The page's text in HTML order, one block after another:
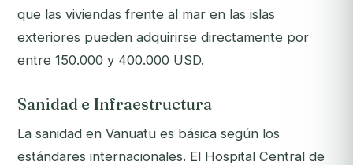
que las viviendas frente al mar en las islas
exteriores pueden adquirirse directamente por
entre 150.000 y 400.000 USD.
Sanidad e Infraestructura
La sanidad en Vanuatu es básica según los
estándares internacionales. El Hospital Central de